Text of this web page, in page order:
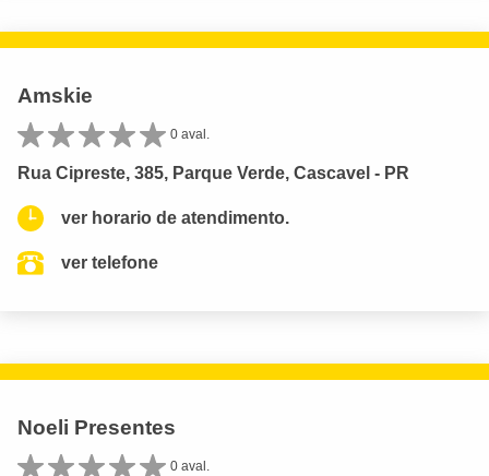
Amskie
0 aval.
Rua Cipreste, 385, Parque Verde, Cascavel - PR
ver horario de atendimento.
ver telefone
Noeli Presentes
0 aval.